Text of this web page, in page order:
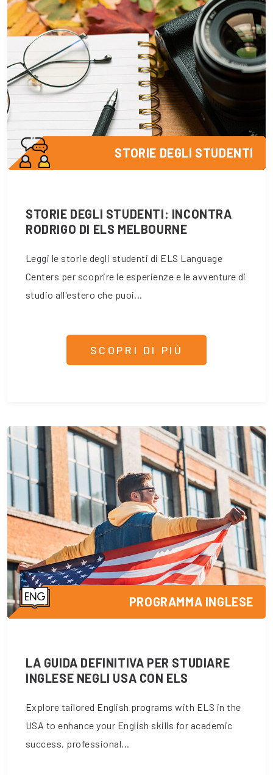
STORIE DEGLI STUDENTI
STORIE DEGLI STUDENTI: INCONTRA
RODRIGO DI ELS MELBOURNE
Leggi le storie degli studenti di ELS Language
Centers per scoprire le esperienze e le avventure di
studio all'estero che puoi...
SCOPRI DI PIÙ
PROGRAMMA INGLESE
LA GUIDA DEFINITIVA PER STUDIARE
INGLESE NEGLI USA CON ELS
Explore tailored English programs with ELS in the
USA to enhance your English skills for academic
success, professional...